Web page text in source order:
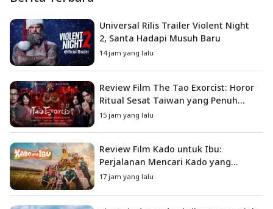
Universal Rilis Trailer Violent Night
2, Santa Hadapi Musuh Baru
14 jam yang lalu
Review Film The Tao Exorcist: Horor
Ritual Sesat Taiwan yang Penuh
Misteri dan Teror Psikologis
15 jam yang lalu
Review Film Kado untuk Ibu:
Perjalanan Mencari Kado yang
Mengajarkan Arti Keluarga
17 jam yang lalu